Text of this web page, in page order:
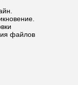
файлов